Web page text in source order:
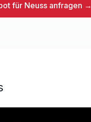
für Neuss anfragen →